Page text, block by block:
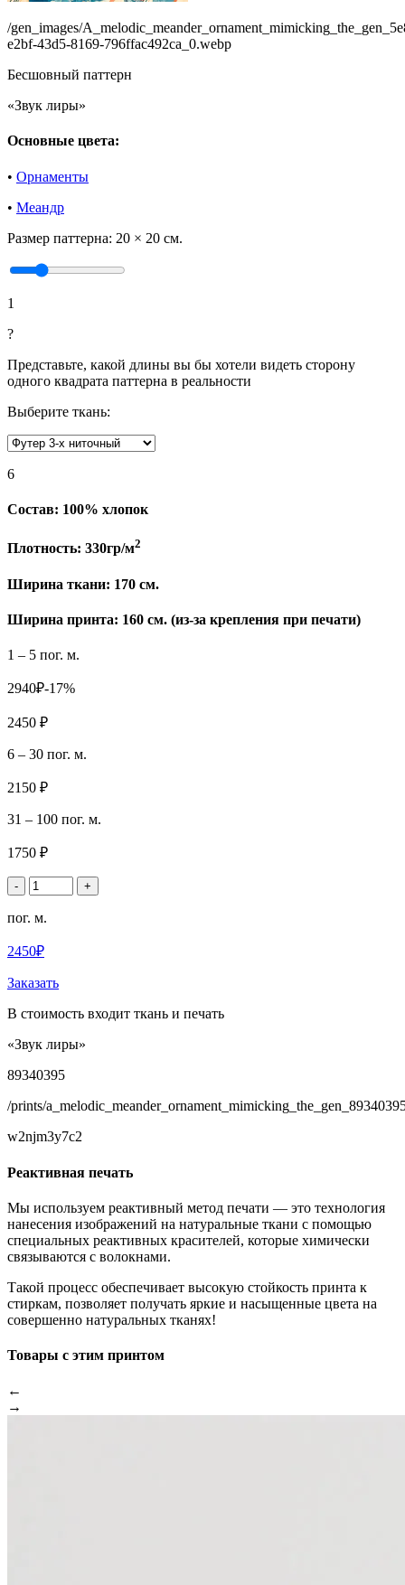
/gen_images/
e2bf-43d5-8169-796ffac492ca_0.webp
Бесшовный паттерн
«Звук лиры»
Основные цвета:
• Орнаменты
• Меандр
Размер паттерна: 20 × 20 см.
1
?
Представьте, какой длины вы бы хотели видеть сторону
одного квадрата паттерна в реальности
Выберите ткань:
6
Состав: 100% хлопок
Плотность: 330гр/м2
Ширина ткани: 170 см.
Ширина принта: 160 см. (из-за крепления при печати)
1 – 5 пог. м.
2940₽-17%
2450 ₽
6 – 30 пог. м.
2150 ₽
31 – 100 пог. м.
1750 ₽
- +
пог. м.
2450₽
Заказать
В стоимость входит ткань и печать
«Звук лиры»
89340395
/prints/
w2njm3y7c2
Реактивная печать
Мы используем реактивный метод печати — это технология
нанесения изображений на натуральные ткани с помощью
специальных реактивных красителей, которые химически
связываются с волокнами.
Такой процесс обеспечивает высокую стойкость принта к
стиркам, позволяет получать яркие и насыщенные цвета на
совершенно натуральных тканях!
Товары с этим принтом
←
→